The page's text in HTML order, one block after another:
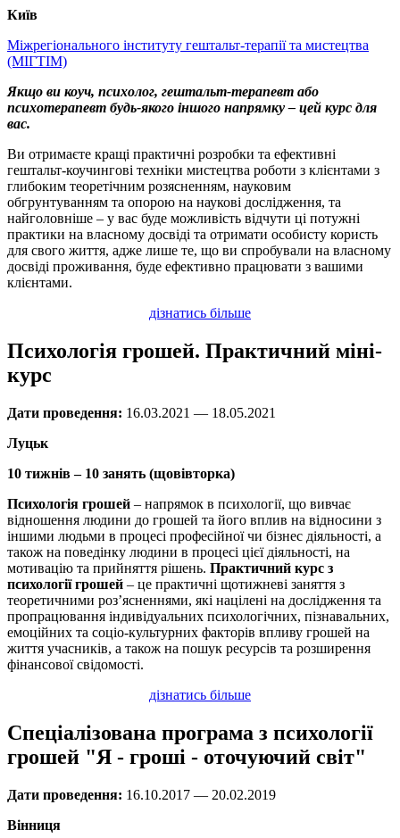
Київ
Міжрегіонального інституту гештальт-терапії та мистецтва
(МІГТІМ)
Якщо ви коуч, психолог, гештальт-терапевт або
психотерапевт будь-якого іншого напрямку – цей курс для
вас.
Ви отримаєте кращі практичні розробки та ефективні
гештальт-коучингові техніки мистецтва роботи з клієнтами з
глибоким теоретічним розясненням, науковим
обгрунтуванням та опорою на наукові дослідження, та
найголовніше – у вас буде можливість відчути ці потужні
практики на власному досвіді та отримати особисту користь
для свого життя, адже лише те, що ви спробували на власному
досвіді проживання, буде ефективно працювати з вашими
клієнтами.
дізнатись більше
Психологія грошей. Практичний міні-
курс
Дати проведення: 16.03.2021 — 18.05.2021
Луцьк
10 тижнів – 10 занять (щовівторка)
Психологія грошей – напрямок в психології, що вивчає
відношення людини до грошей та його вплив на відносини з
іншими людьми в процесі професійної чи бізнес діяльності, а
також на поведінку людини в процесі цієї діяльності, на
мотивацію та прийняття рішень. Практичний курс з
психології грошей – це практичні щотижневі заняття з
теоретичними роз’ясненнями, які націлені на дослідження та
пропрацювання індивідуальних психологічних, пізнавальних,
емоційних та соціо-культурних факторів впливу грошей на
життя учасників, а також на пошук ресурсів та розширення
фінансової свідомості.
дізнатись більше
Спеціалізована програма з психології
грошей "Я - гроші - оточуючий світ"
Дати проведення: 16.10.2017 — 20.02.2019
Вінниця